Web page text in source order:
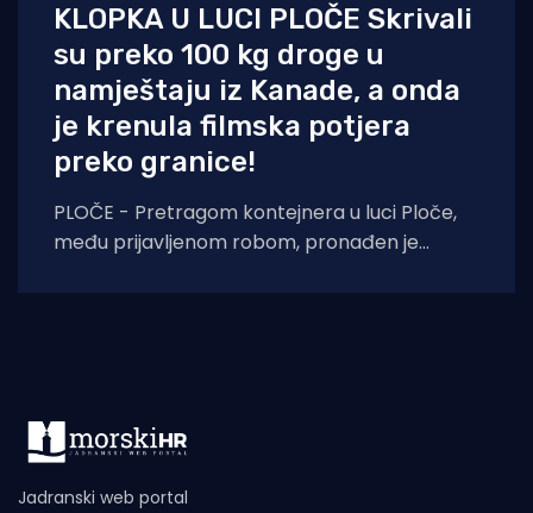
KLOPKA U LUCI PLOČE Skrivali
su preko 100 kg droge u
namještaju iz Kanade, a onda
je krenula filmska potjera
preko granice!
PLOČE - Pretragom kontejnera u luci Ploče,
među prijavljenom robom, pronađen je
Jadranski web portal